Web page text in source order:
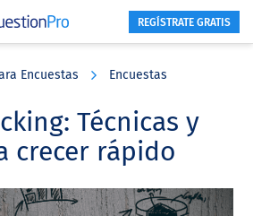
REGÍSTRATE GRATIS
Encuestas Encuestas
Técnicas y
crecer rápido